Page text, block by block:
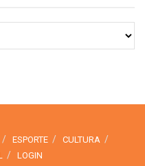
ESPORTE
CULTURA
LOGIN